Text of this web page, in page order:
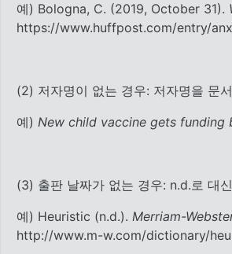
예) Bologna, C. (2019, October 31).
https://www.huffpost.com/entry/
(2) 저자명이 없는 경우: 저자명을 문
예) New child vaccine gets funding
(3) 출판 날짜가 없는 경우: n.d.로 대
예) Heuristic (n.d.). Merriam-
http://www.m-w.com/dictionary/